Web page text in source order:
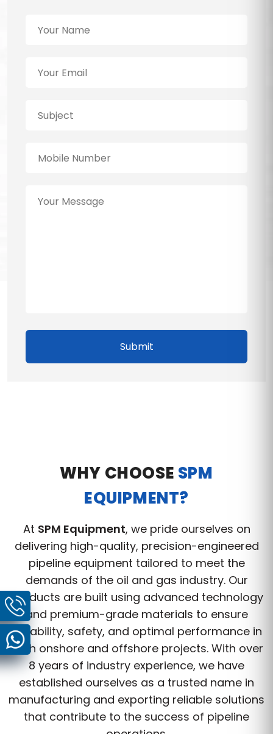
Submit
WHY CHOOSE SPM
EQUIPMENT?
At SPM Equipment, we pride ourselves on
delivering high-quality, precision-engineered
pipeline equipment tailored to meet the
demands of the oil and gas industry. Our
products are built using advanced technology
and premium-grade materials to ensure
durability, safety, and optimal performance in
both onshore and offshore projects. With over
8 years of industry experience, we have
established ourselves as a trusted name in
manufacturing and exporting reliable solutions
that contribute to the success of pipeline